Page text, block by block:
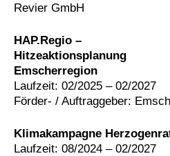
Revier GmbH
HAP.Regio –
Hitzeaktionsplanung
Emscherregion
Laufzeit: 02/2025 – 02/2027
Förder- / Auftraggeber:
Klimakampagne
Laufzeit: 08/2024 – 02/2027